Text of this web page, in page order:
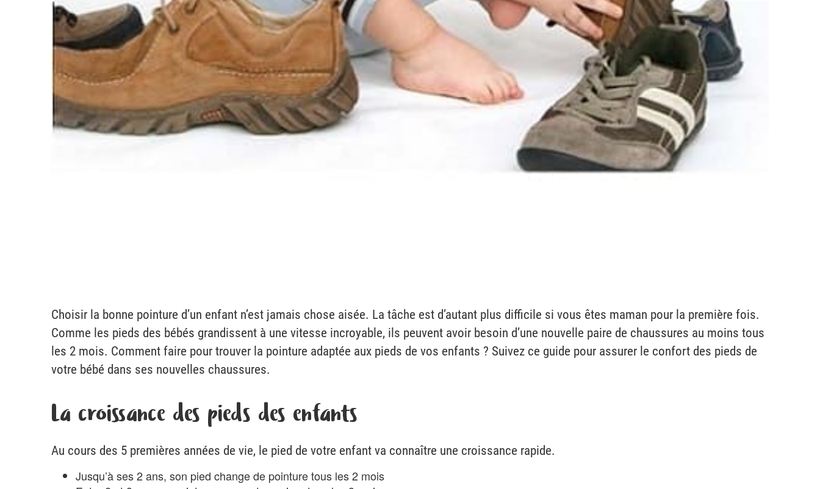
Choisir la bonne pointure d’un enfant n’est jamais chose aisée. La tâche est d’autant plus difficile si vous êtes maman pour la première fois.
Comme les pieds des bébés grandissent à une vitesse incroyable, ils peuvent avoir besoin d’une nouvelle paire de chaussures au moins tous
les 2 mois. Comment faire pour trouver la pointure adaptée aux pieds de vos enfants ? Suivez ce guide pour assurer le confort des pieds de
votre bébé dans ses nouvelles chaussures.
La croissance des pieds des enfants
Au cours des 5 premières années de vie, le pied de votre enfant va connaître une croissance rapide.
Jusqu’à ses 2 ans, son pied change de pointure tous les 2 mois